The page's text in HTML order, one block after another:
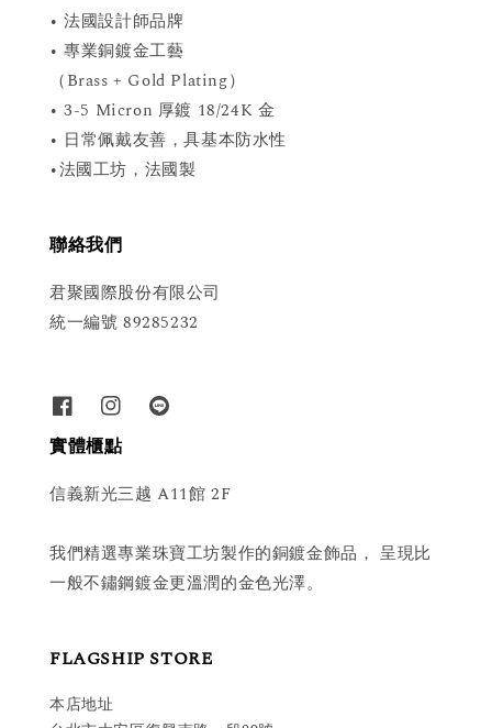
• 法國設計師品牌
• 專業銅鍍金工藝
（Brass + Gold Plating）
• 3-5 Micron 厚鍍 18/24K 金
• 日常佩戴友善，具基本防水性
•法國工坊，法國製
聯絡我們
君聚國際股份有限公司
統一編號 89285232
實體櫃點
信義新光三越 A11館 2F
我們精選專業珠寶工坊製作的銅鍍金飾品， 呈現比
一般不鏽鋼鍍金更溫潤的金色光澤。
FLAGSHIP STORE
本店地址